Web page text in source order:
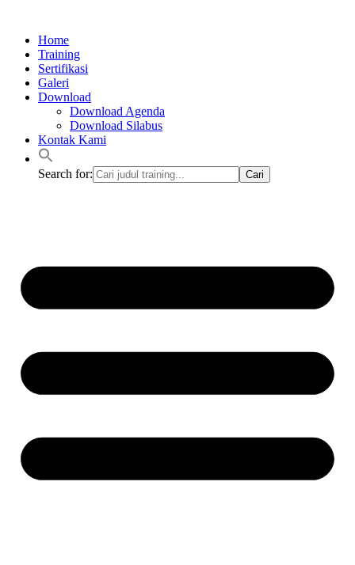
kontenHome
Training
Sertifikasi
Galeri
Download
Download Agenda
Download Silabus
Kontak Kami
Search for: